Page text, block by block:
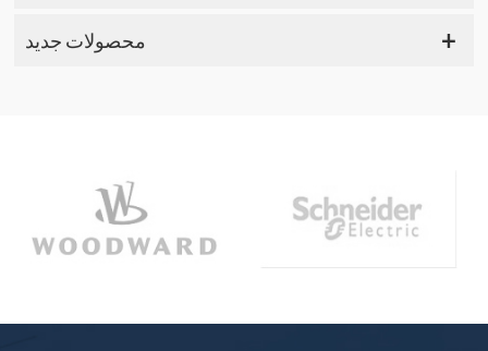
محصولات جدید